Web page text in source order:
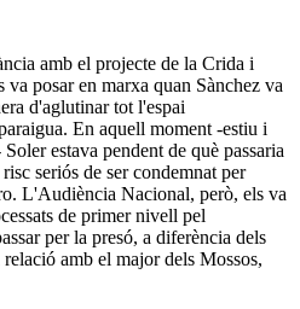
amb el projecte de la Crida i
va posar en marxa quan Sànchez va
d'aglutinar tot l'espai
En aquell moment -estiu i
estava pendent de què passaria
seriós de ser condemnat per
L'Audiència Nacional, però, els va
de primer nivell pel
per la presó, a diferència dels
relació amb el major dels Mossos,